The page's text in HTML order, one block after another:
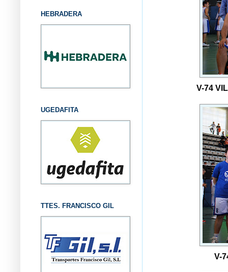
V-74
V-
HEBRADERA
UGEDAFITA
TTES. FRANCISCO GIL